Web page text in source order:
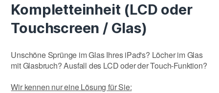
Kompletteinheit (LCD oder
Touchscreen / Glas)
Unschöne Sprünge im Glas Ihres iPad's? Löcher im Glas
mit Glasbruch? Ausfall des LCD oder der Touch-Funktion?
Wir kennen nur eine Lösung für Sie: